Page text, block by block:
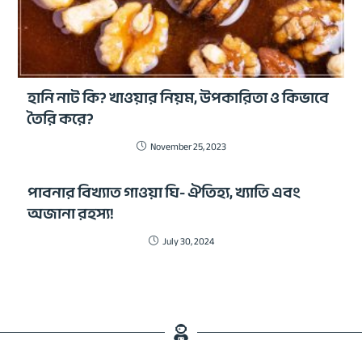
হানি নাট কি? খাওয়ার নিয়ম, উপকারিতা ও কিভাবে
তৈরি করে?
November 25, 2023
পাবনার বিখ্যাত গাওয়া ঘি- ঐতিহ্য, খ্যাতি এবং
অজানা রহস্য!
July 30, 2024